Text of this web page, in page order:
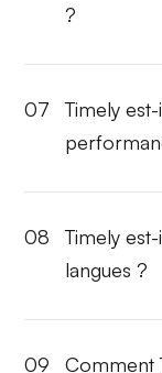
?
07
Timely
08
Timely
langues ?
09
Comment